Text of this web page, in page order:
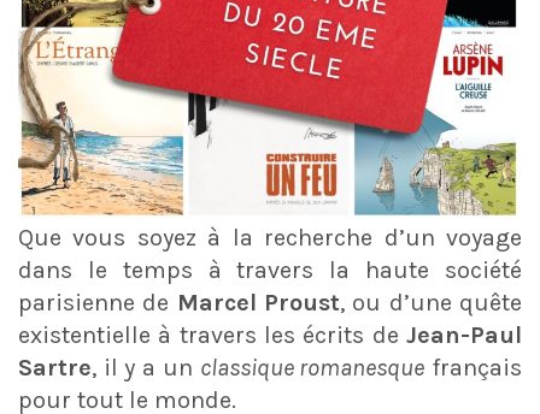
Que vous soyez à la recherche d’un voyage
dans le temps à travers la haute société
parisienne de Marcel Proust, ou d’une quête
existentielle à travers les écrits de Jean-Paul
Sartre, il y a un classique romanesque français
pour tout le monde.